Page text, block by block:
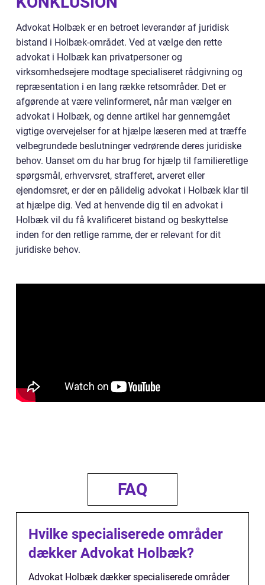
Advokat Holbæk er en betroet leverandør af juridisk
bistand i Holbæk-området. Ved at vælge den rette
advokat i Holbæk kan privatpersoner og
virksomhedsejere modtage specialiseret rådgivning og
repræsentation i en lang række retsområder. Det er
afgørende at være velinformeret, når man vælger en
advokat i Holbæk, og denne artikel har gennemgået
vigtige overvejelser for at hjælpe læseren med at træffe
velbegrundede beslutninger vedrørende deres juridiske
behov. Uanset om du har brug for hjælp til familieretlige
spørgsmål, erhvervsret, strafferet, arveret eller
ejendomsret, er der en pålidelig advokat i Holbæk klar til
at hjælpe dig. Ved at henvende dig til en advokat i
Holbæk vil du få kvalificeret bistand og beskyttelse
inden for den retlige ramme, der er relevant for dit
juridiske behov.
FAQ
Hvilke specialiserede områder
dækker Advokat Holbæk?
Advokat Holbæk dækker specialiserede områder